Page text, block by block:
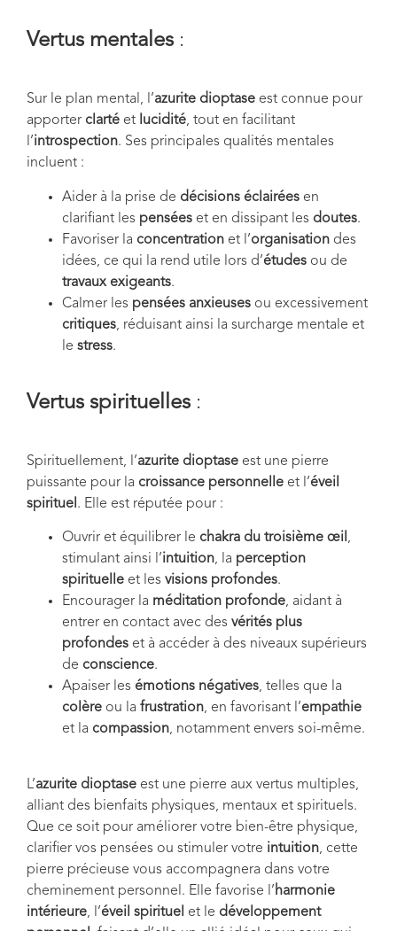
Vertus mentales :
Sur le plan mental, l’azurite dioptase est connue pour
apporter clarté et lucidité, tout en facilitant
l’introspection. Ses principales qualités mentales
incluent :
Aider à la prise de décisions éclairées en
clarifiant les pensées et en dissipant les doutes.
Favoriser la concentration et l’organisation des
idées, ce qui la rend utile lors d’études ou de
travaux exigeants.
Calmer les pensées anxieuses ou excessivement
critiques, réduisant ainsi la surcharge mentale et
le stress.
Vertus spirituelles :
Spirituellement, l’azurite dioptase est une pierre
puissante pour la croissance personnelle et l’éveil
spirituel . Elle est réputée pour :
Ouvrir et équilibrer le chakra du troisième œil,
stimulant ainsi l’intuition, la perception
spirituelle et les visions profondes.
Encourager la méditation profonde, aidant à
entrer en contact avec des vérités plus
profondes et à accéder à des niveaux supérieurs
de conscience.
Apaiser les émotions négatives, telles que la
colère ou la frustration, en favorisant l’empathie
et la compassion, notamment envers soi-même.
L’azurite dioptase est une pierre aux vertus multiples,
alliant des bienfaits physiques, mentaux et spirituels.
Que ce soit pour améliorer votre bien-être physique,
clarifier vos pensées ou stimuler votre intuition, cette
pierre précieuse vous accompagnera dans votre
cheminement personnel. Elle favorise l’harmonie
intérieure, l’éveil spirituel et le développement